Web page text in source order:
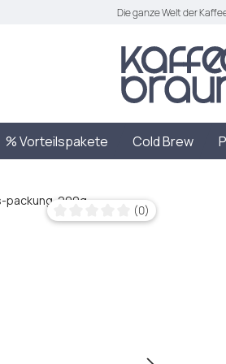
Die ganze Welt der
% Vorteilspakete Cold Brew
Durchschnittliche Bewertung
(0)